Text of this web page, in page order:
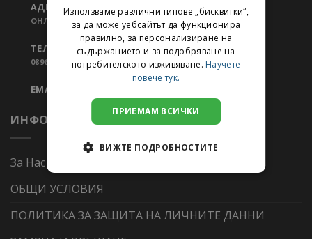
АДРЕС:
ОНЛАЙН МАГАЗИН
ТЕЛЕФОН:
0896340343
EMAIL:
ИНФОРМАЦИЯ
За Нас
ОБЩИ УСЛОВИЯ
ПОЛИТИКА ЗА ЗАЩИТА НА ЛИЧНИТЕ ДАННИ
Използваме различни типове „бисквитки“,
за да може уебсайтът да функционира
правилно, за персонализиране на
съдържанието и за подобряване на
потребителското изживяване. Научете
повече тук.
ПРИЕМАМ ВСИЧКИ
ВИЖТЕ ПОДРОБНОСТИТЕ